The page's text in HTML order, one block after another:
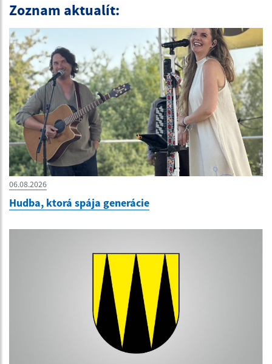
Zoznam aktualít:
06.08.2026
Hudba, ktorá spája generácie